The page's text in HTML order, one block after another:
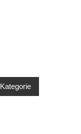
Kategorie